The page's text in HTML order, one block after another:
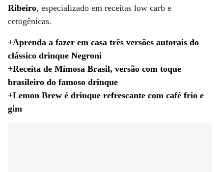
Ribeiro, especializado em receitas low carb e
cetogênicas.
+Aprenda a fazer em casa três versões autorais do
clássico drinque Negroni
+Receita de Mimosa Brasil, versão com toque
brasileiro do famoso drinque
+Lemon Brew é drinque refrescante com café frio e
gim